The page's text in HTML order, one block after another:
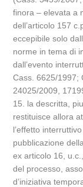
finora – elevata a
dell’articolo 157
eccepibile solo
norme in tema di
dall’evento
Cass. 6625/1997;
24025/2009,
15. la descritta,
restituisce allora
l’effetto
pubblicazione
ex articolo 16,
del processo,
d’iniziativa